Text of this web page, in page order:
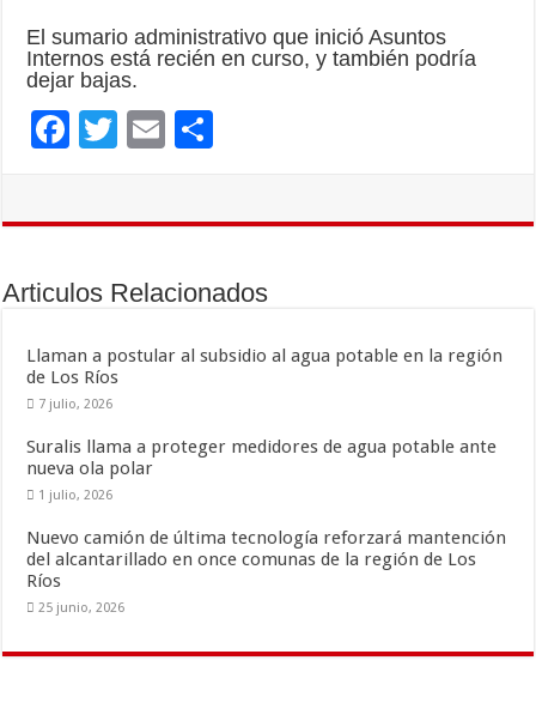
El sumario administrativo que inició Asuntos
Internos está recién en curso, y también podría
dejar bajas.
F
o
k
T
E
ar
r
Articulos Relacionados
Llaman a postular al subsidio al agua potable en la región
de Los Ríos
7 julio, 2026
Suralis llama a proteger medidores de agua potable ante
nueva ola polar
1 julio, 2026
Nuevo camión de última tecnología reforzará mantención
del alcantarillado en once comunas de la región de Los
Ríos
25 junio, 2026